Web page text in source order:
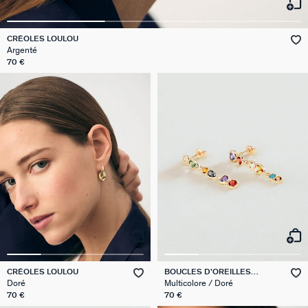
GÉNÉRATION AGATHA
SUR LA PEAU
CRÉOLES LOULOU
Argenté
70 €
CRÉOLES LOULOU
Doré
70 €
BOUCLES D'OREILLES
PENDANTES CANDY
Multicolore / Doré
70 €